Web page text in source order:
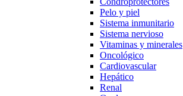
Pelo y piel
Sistema inmunitario
Sistema nervioso
Vitaminas y minerales
Oncológico
Cardiovascular
Hepático
Renal